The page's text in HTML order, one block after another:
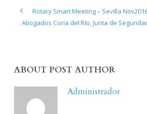
Rotary Smart Meeting – Sevilla
Abogados Coria del Río. Junta de
ABOUT POST AUTHOR
Administrador